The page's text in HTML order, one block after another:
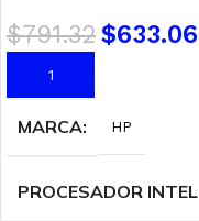
$791.32$633.06
AÑADIR AL CARRITO
MARCA HP
PROCESADOR INTEL